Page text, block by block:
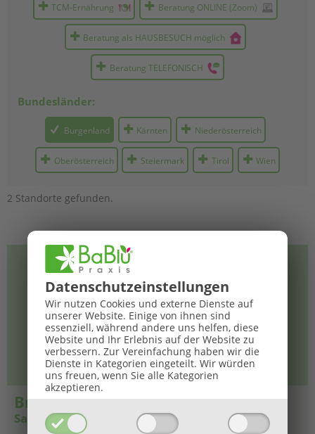
Datenschutz­einstellungen
Wir nutzen Cookies und externe Dienste auf
unserer Website. Einige von ihnen sind
essenziell, während andere uns helfen, diese
Website und Ihr Erlebnis auf der Website zu
verbessern. Zur Vereinfachung haben wir die
Dienste in Kategorien eingeteilt. Wir würden
uns freuen, wenn Sie alle Kategorien
akzeptieren.
TCM-Ernährung Beratung ONLINE (Zoom)
Beratung als HAUSBESUCH möglich
Beratung TELEFONISCH
Bundesländer:
Burgen­land Kärnten Nieder­österreich
Ober­österreich Steier­mark Tirol Wien
2 Standorte gefunden.
Breitenbrunn am Neusiedlersee
Sandra Hafner